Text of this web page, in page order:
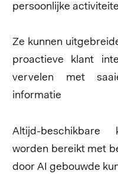
persoonlijke
Ze kunnen
proactieve klant
vervelen met
informatie
Altijd-beschikbare
worden bereikt met
door AI gebouwde